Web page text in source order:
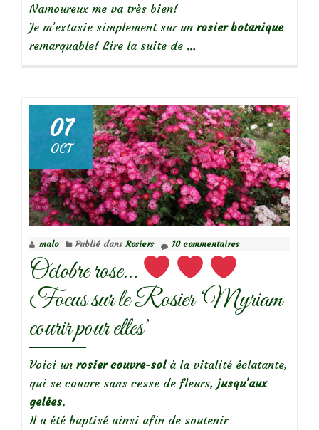
Namoureux me va très bien!
Je m’extasie simplement sur un rosier botanique
remarquable! Lire la suite de
Rosa
Glauca
et
son
remarquable
feuillage
gris-
bronze
…
07
OCT
malo Publié dans Rosiers 10 commentaires
Octobre rose…
Focus sur le Rosier ‘Myriam
courir pour elles’
Voici un rosier couvre-solà la vitalité éclatante,
qui se couvre sans cesse de fleurs, jusqu’aux
gelées.
Il a été baptisé ainsi afin de soutenir